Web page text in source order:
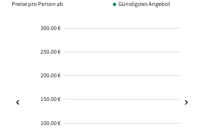
Preise pro Person ab Günstigstes Angebot
300.00 €
250.00 €
200.00 €
150.00 €
100.00 €